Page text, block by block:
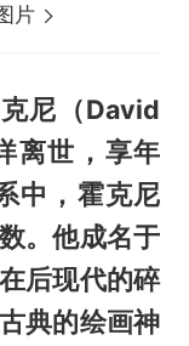
片
尼（David
离世，享年
中，霍克尼
。他成名于
后现代的碎
典的绘画神